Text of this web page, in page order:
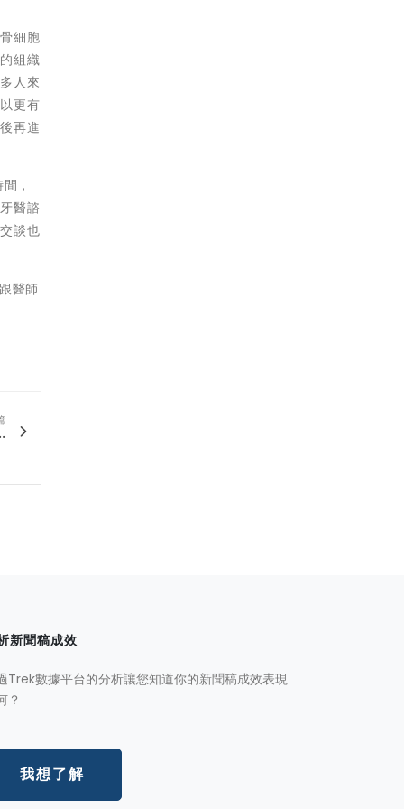
細胞
組織
人來
更有
再進
，
醫諮
談也
醫師
新聞稿成效
Trek數據平台的分析讓您知道你的新聞稿成效表現
？
我想了解